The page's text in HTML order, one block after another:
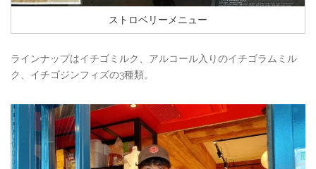
ストロベリーメニュー
ラインナップはイチゴミルク、アルコール入りのイチゴラムミル
ク、イチゴジンフィズの3種類。